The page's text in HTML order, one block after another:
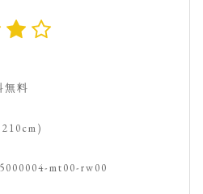
無料
mt00-rw00